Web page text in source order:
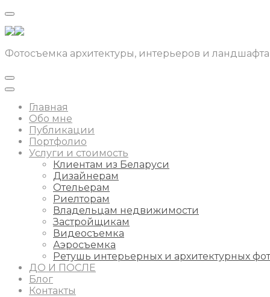
Фотосъемка архитектуры, интерьеров и ландшафта
Главная
Обо мне
Публикации
Портфолио
Услуги и стоимость
Клиентам из Беларуси
Дизайнерам
Отельерам
Риелторам
Владельцам недвижимости
Застройщикам
Видеосъемка
Аэросъемка
Ретушь интерьерных и архитектурных
ДО И ПОСЛЕ
Блог
Контакты